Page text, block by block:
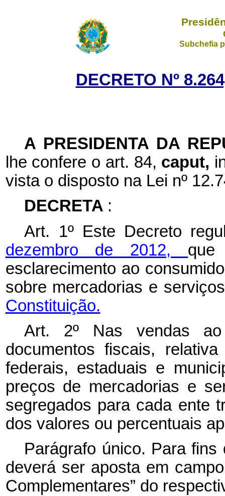
Subchefia
DECRETO Nº
A PRESIDENTA DA
lhe confere o art. 84, caput,
vista o disposto na Lei nº
DECRETA :
Art. 1º Este Decreto
dezembro de 2012,
esclarecimento ao
sobre mercadorias e
Constituição.
Art. 2º Nas vendas ao
documentos fiscais,
federais, estaduais e
preços de mercadorias e
segregados para cada ente
dos valores ou percentuais
Parágrafo único. Para
deverá ser aposta em
Complementares” do